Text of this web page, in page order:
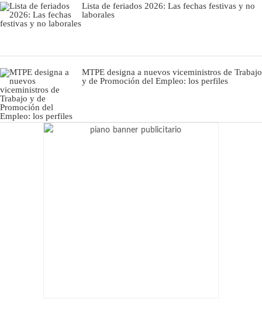
Lista de feriados 2026: Las fechas festivas y no
laborales
MTPE designa a nuevos viceministros de Trabajo
y de Promoción del Empleo: los perfiles